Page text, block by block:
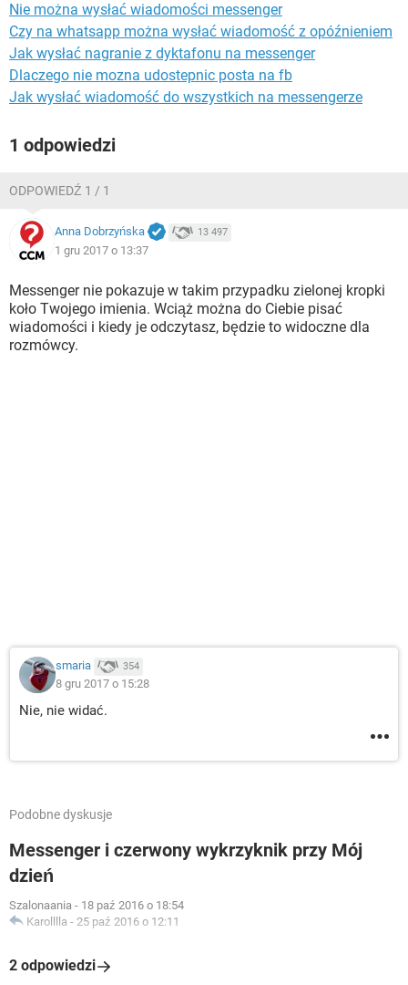
Nie można wysłać wiadomości messenger
Czy na whatsapp można wysłać wiadomość z opóźnieniem
Jak wysłać nagranie z dyktafonu na messenger
Dlaczego nie mozna udostepnic posta na fb
Jak wysłać wiadomość do wszystkich na messengerze
1 odpowiedzi
ODPOWIEDŹ 1 / 1
Anna Dobrzyńska 13 497
1 gru 2017 o 13:37
Messenger nie pokazuje w takim przypadku zielonej kropki
koło Twojego imienia. Wciąż można do Ciebie pisać
wiadomości i kiedy je odczytasz, będzie to widoczne dla
rozmówcy.
smaria 354
8 gru 2017 o 15:28
Nie, nie widać.
Podobne dyskusje
Messenger i czerwony wykrzyknik przy Mój
dzień
Szalonaania - 18 paź 2016 o 18:54
Karolllla - 25 paź 2016 o 12:11
2 odpowiedzi